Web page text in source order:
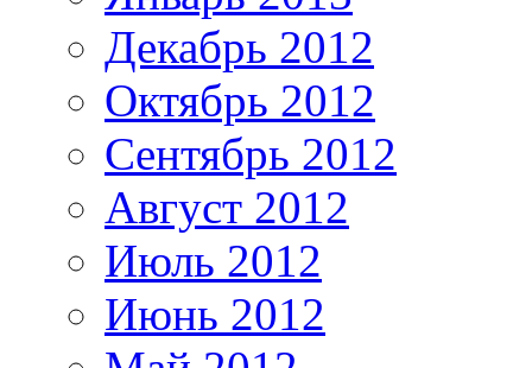
Декабрь 2012
Октябрь 2012
Сентябрь 2012
Август 2012
Июль 2012
Июнь 2012